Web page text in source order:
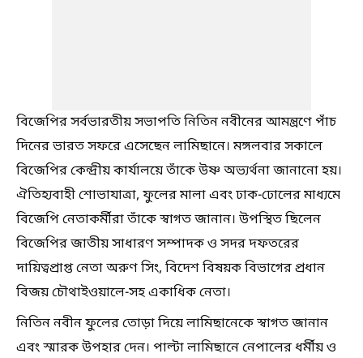
বিজেপির সর্বভারতীয় সভাপতি নিতিন নবীনের আমন্ত্রণে পাঁচ
দিনের ভারত সফরে এসেছেন লামিছানে। মঙ্গলবার সকালে
বিজেপির কেন্দ্রীয় কার্যালয়ে তাঁকে উষ্ণ অভ্যর্থনা জানানো হয়।
ঐতিহ্যবাহী শোভাযাত্রা, ফুলের মালা এবং ঢাক-ঢোলের মাধ্যমে
বিজেপি নেতাকর্মীরা তাঁকে স্বাগত জানান। উপস্থিত ছিলেন
বিজেপির জাতীয় সাধারণ সম্পাদক ও সদর দফতরের
দায়িত্বপ্রাপ্ত নেতা অরুণ সিং, বিদেশ বিষয়ক বিভাগের প্রধান
বিজয় চৌথাইওয়ালে-সহ একাধিক নেতা।
নিতিন নবীন ফুলের তোড়া দিয়ে লামিছানেকে স্বাগত জানান
এবং স্মারক উপহার দেন। পাল্টা লামিছানে নেপালের ধর্মীয় ও